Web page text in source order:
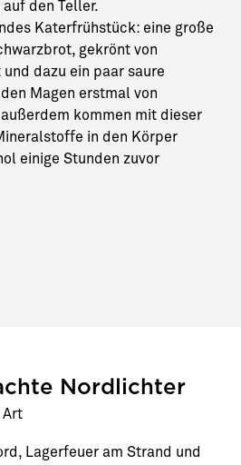
den Teller.
Katerfrühstück: eine große
gekrönt von
dazu ein paar saure
Magen erstmal von
kommen mit dieser
in den Körper
einige Stunden zuvor
Nordlichter
Art
Lagerfeuer am Strand und